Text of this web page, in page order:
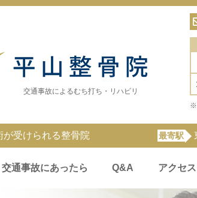
交通事故によるむち打ち・リハビリ
受けられる整骨院 最寄駅
交通事故にあったら Q&A アクセス